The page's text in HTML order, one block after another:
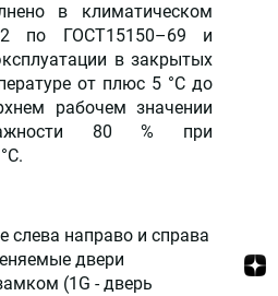
в климатическом
по ГОСТ15150–69 и
в закрытых
от плюс 5 °С до
рабочем значении
80 % при
слева направо и справа
двери
(1G - дверь